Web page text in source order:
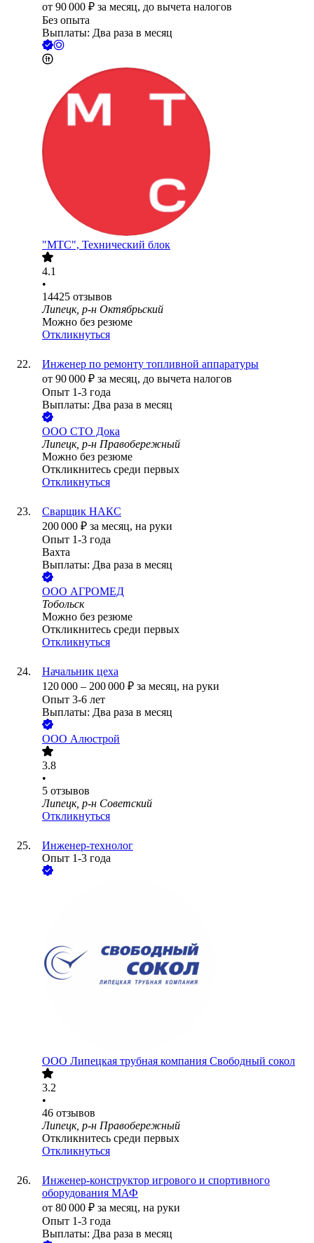
от 90 000 ₽ за месяц, до вычета налогов
Без опыта
Выплаты: Два раза в месяц
"МТС", Технический блок
4.1
•
14425 отзывов
Липецк, р-н Октябрьский
Можно без резюме
Откликнуться
Инженер по ремонту топливной аппаратуры
от 90 000 ₽ за месяц, до вычета налогов
Опыт 1-3 года
Выплаты: Два раза в месяц
ООО СТО Дока
Липецк, р-н Правобережный
Можно без резюме
Откликнитесь среди первых
Откликнуться
Сварщик НАКС
200 000 ₽ за месяц, на руки
Опыт 1-3 года
Вахта
Выплаты: Два раза в месяц
ООО АГРОМЕД
Тобольск
Можно без резюме
Откликнитесь среди первых
Откликнуться
Начальник цеха
120 000 – 200 000 ₽ за месяц, на руки
Опыт 3-6 лет
Выплаты: Два раза в месяц
ООО Алюстрой
3.8
•
5 отзывов
Липецк, р-н Советский
Откликнуться
Инженер-технолог
Опыт 1-3 года
ООО Липецкая трубная компания Свободный сокол
3.2
•
46 отзывов
Липецк, р-н Правобережный
Откликнитесь среди первых
Откликнуться
Инженер-конструктор игрового и спортивного
оборудования МАФ
от 80 000 ₽ за месяц, на руки
Опыт 1-3 года
Выплаты: Два раза в месяц